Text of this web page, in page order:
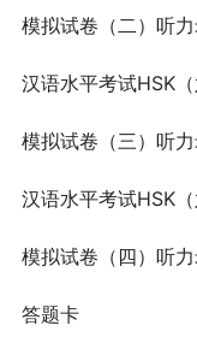
模拟试卷（二）听
汉语水平考试HSK
模拟试卷（三）听
汉语水平考试HSK
模拟试卷（四）听
答题卡